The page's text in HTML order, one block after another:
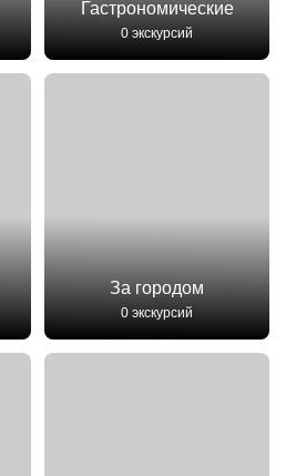
Гастрономические
0 экскурсий
За городом
0 экскурсий